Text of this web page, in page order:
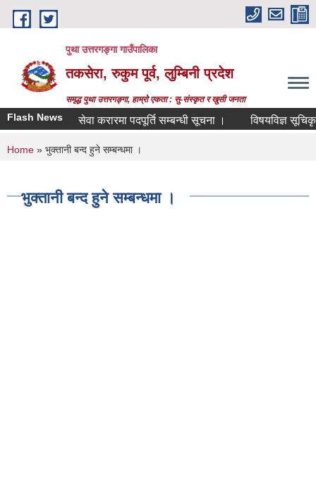
Skip to main content
पुथा उत्तरगङ्गा गाउँपालिका
तकसेरा, रुकुम पूर्व, लुम्बिनी प्रदेश
समृद्ध पुथा उत्तरगङ्गा, हाम्रो एकता : सु-संस्कृत र खुसी जनता
Flash Newsसेवा करारमा पदपूर्ति सम्बन्धी सूचना । विषयविज्ञ
You are here
Home » भुक्तानी बन्द हुने सम्बन्धमा ।
भुक्तानी बन्द हुने सम्बन्धमा ।